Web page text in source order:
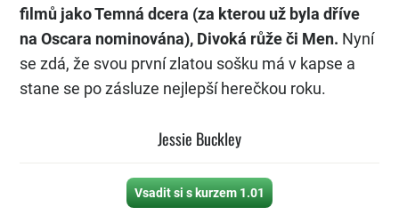
filmů jako Temná dcera (za kterou už byla dříve
na Oscara nominována), Divoká růže či Men. Nyní
se zdá, že svou první zlatou sošku má v kapse a
stane se po zásluze nejlepší herečkou roku.
Jessie Buckley
Vsadit si s kurzem 1.01